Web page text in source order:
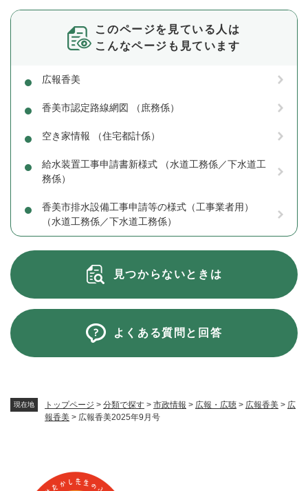
現在地 トップページ > 分類で探す > 市政情報 > 広報・広聴 > 広報香美 > 広
報香美 > 広報香美2025年9月号
このページを見ている人は
こんなページも見ています
広報香美
香美市認定路線網図 （庶務係）
空き家情報 （住宅都計係）
給水装置工事申請書新様式 （水道工務係／下水道工
務係）
香美市排水設備工事申請等の様式（工事業者用）
（水道工務係／下水道工務係）
見つからないときは
よくある質問と回答